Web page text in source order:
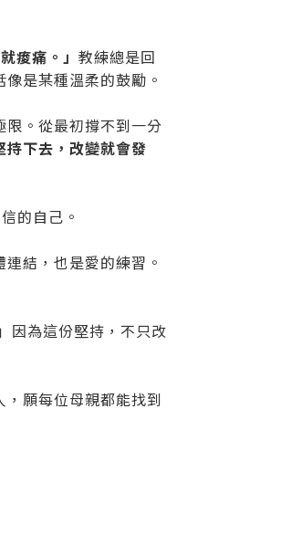
痠痛。」 教練總是回
是某種溫柔的鼓勵。
。從最初撐不到一分
持下去，改變就會發
的自己。
結，也是愛的練習。
因為這份堅持，不只改
願每位母親都能找到